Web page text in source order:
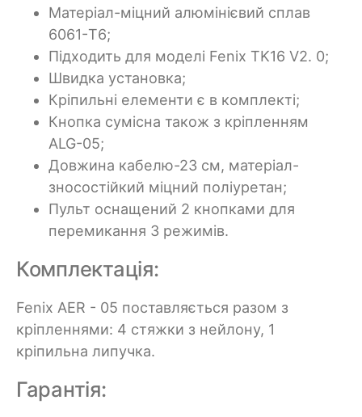
Матеріал-міцний алюмінієвий сплав
6061-T6;
Підходить для моделі Fenix TK16 V2. 0;
Швидка установка;
Кріпильні елементи є в комплекті;
Кнопка сумісна також з кріпленням
ALG-05;
Довжина кабелю-23 см, матеріал-
зносостійкий міцний поліуретан;
Пульт оснащений 2 кнопками для
перемикання 3 режимів.
Комплектація:
Fenix AER - 05 поставляється разом з
кріпленнями: 4 стяжки з нейлону, 1
кріпильна липучка.
Гарантія: